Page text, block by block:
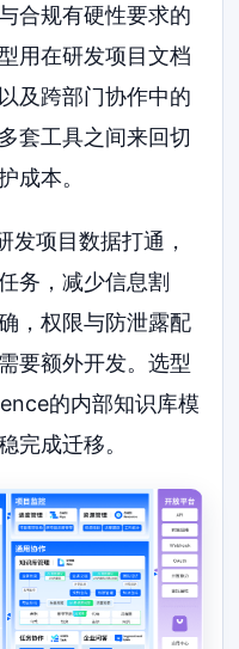
合规有硬性要求的
用在研发项目文档
及跨部门协作中的
套工具之间来回切
成本。
发项目数据打通，
务，减少信息割
，权限与防泄露配
要额外开发。选型
的内部知识库模
完成迁移。